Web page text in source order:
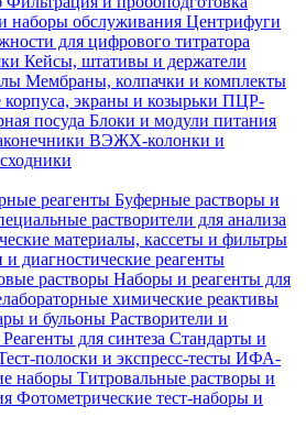
наборы обслуживания Центрифуги
для цифрового титратора
Кейсы, штативы и держатели
Мембраны, колпачки и комплекты
экраны и козырьки ПЦР-
посуда Блоки и модули питания
ВЭЖХ-колонки и
реагенты Буферные растворы и
растворители для анализа
материалы, кассеты и фильтры
диагностические реагенты
растворы Наборы и реагенты для
химические реактивы
и бульоны Растворители и
Реагенты для синтеза Стандарты и
полоски и экспресс-тесты ИФА-
наборы Титровальные растворы и
Фотометрические тест-наборы и